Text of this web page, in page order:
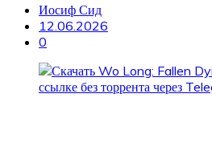
Иосиф Сид
12.06.2026
0